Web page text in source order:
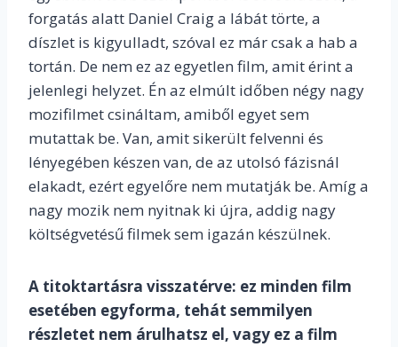
forgatás alatt Daniel Craig a lábát törte, a
díszlet is kigyulladt, szóval ez már csak a hab a
tortán. De nem ez az egyetlen film, amit érint a
jelenlegi helyzet. Én az elmúlt időben négy nagy
mozifilmet csináltam, amiből egyet sem
mutattak be. Van, amit sikerült felvenni és
lényegében készen van, de az utolsó fázisnál
elakadt, ezért egyelőre nem mutatják be. Amíg a
nagy mozik nem nyitnak ki újra, addig nagy
költségvetésű filmek sem igazán készülnek.
A titoktartásra visszatérve: ez minden film
esetében egyforma, tehát semmilyen
részletet nem árulhatsz el, vagy ez a film